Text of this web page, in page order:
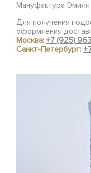
Мануфактура Эмиля
Для получения
оформления
Москва:+7 (925)
Санкт-Петербург: